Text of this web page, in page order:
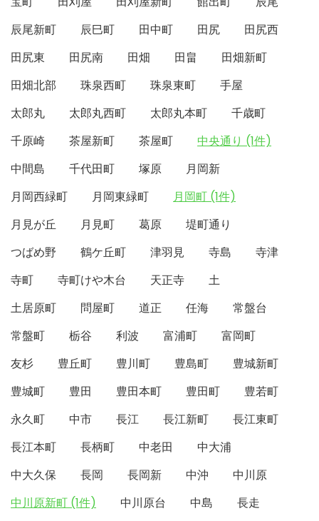
辰尾新町
辰巳町 田中町 田尻
田尻西
田尻東
田尻南 田畑 田畠
田畑新町
田畑北部
珠泉西町 珠泉東町
手屋
太郎丸
太郎丸西町 太郎丸本町
千歳町
千原崎
茶屋新町 茶屋町
中央通り (1件)
中間島
千代田町 塚原
月岡新
月岡西緑町
月岡東緑町
月岡町 (1件)
月見が丘
月見町 葛原
堤町通り
つばめ野
鶴ケ丘町 津羽見 寺島
寺津
寺町
寺町けや木台 天正寺
土
土居原町
問屋町 道正 任海
常盤台
常盤町
栃谷 利波 富浦町
富岡町
友杉
豊丘町 豊川町 豊島町
豊城新町
豊城町
豊田 豊田本町 豊田町
豊若町
永久町
中市 長江 長江新町
長江東町
長江本町
長柄町 中老田
中大浦
中大久保
長岡 長岡新 中沖
中川原
中川原新町 (1件)
中川原台 中島
長走